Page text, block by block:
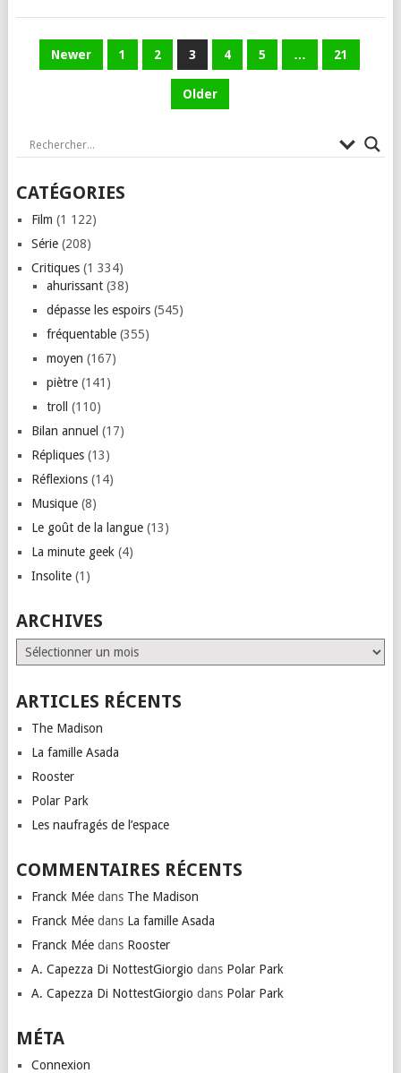
PAGINATION
Newer 1 2 3 4 5 … 21
Older
CATÉGORIES
Film (1 122)
Série(208)
Critiques(1 334)
ahurissant(38)
dépasse les espoirs(545)
fréquentable(355)
moyen (167)
piètre(141)
troll
(110)
Bilan annuel (17)
Répliques(13)
Réflexions(14)
Musique(8)
Le goût de la langue(13)
La minute geek (4)
Insolite(1)
ARCHIVES
Archives
ARTICLES RÉCENTS
The Madison
La famille Asada
Rooster
Polar Park
Les naufragés de l’espace
COMMENTAIRES RÉCENTS
Franck Méedans The Madison
Franck Méedans La famille Asada
Franck Méedans Rooster
A. Capezza Di NottestGiorgio dans Polar Park
A. Capezza Di NottestGiorgio dans Polar Park
MÉTA
Connexion